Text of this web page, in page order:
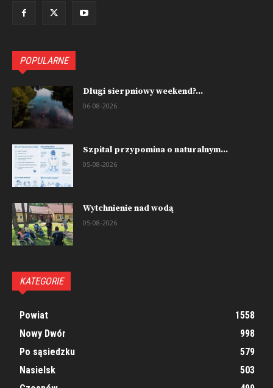
POPULARNE
Długi sierpniowy weekend?...
06-08-2026
Szpital przypomina o naturalnym...
05-08-2026
Wytchnienie nad wodą
05-08-2026
KATEGORIE
Powiat
1558
Nowy Dwór
998
Po sąsiedzku
579
Nasielsk
503